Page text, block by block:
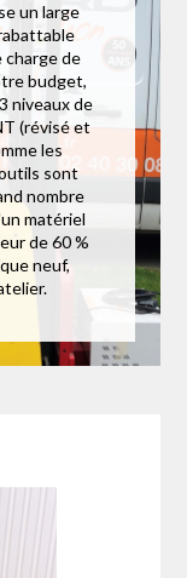
un large
charge de
budget,
niveaux de
(révisé et
les
sont
nombre
matériel
de 60 %
neuf,